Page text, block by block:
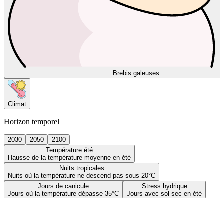
Brebis galeuses
Climat
Horizon temporel
2030 2050
2100
Température été
Hausse de la température moyenne en été
Nuits tropicales
Nuits où la température ne descend pas sous 20°C
Jours de canicule
Jours où la température dépasse 35°C
Stress hydrique
Jours avec sol sec en été